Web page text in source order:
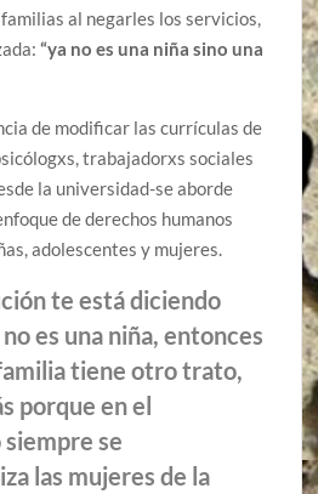
al negarles los servicios,
“ya no es una niña sino una
de modificar las currículas de
trabajadorxs sociales
la universidad-se aborde
de derechos humanos
adolescentes y mujeres.
te está diciendo
es una niña, entonces
tiene otro trato,
porque en el
se
las mujeres de la